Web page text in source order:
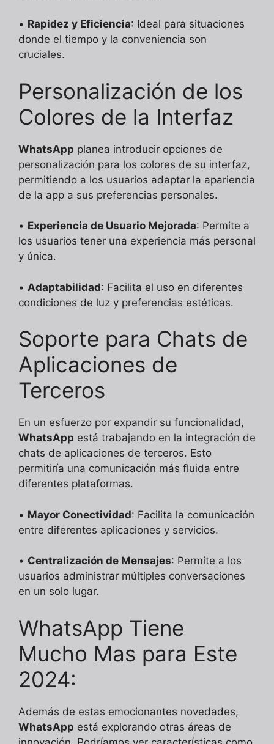
• Rapidez y Eficiencia: Ideal para situaciones
donde el tiempo y la conveniencia son
cruciales.
Personalización de los
Colores de la Interfaz
WhatsApp planea introducir opciones de
personalización para los colores de su interfaz,
permitiendo a los usuarios adaptar la apariencia
de la app a sus preferencias personales.
• Experiencia de Usuario Mejorada: Permite a
los usuarios tener una experiencia más personal
y única.
• Adaptabilidad: Facilita el uso en diferentes
condiciones de luz y preferencias estéticas.
Soporte para Chats de
Aplicaciones de
Terceros
En un esfuerzo por expandir su funcionalidad,
WhatsApp está trabajando en la integración de
chats de aplicaciones de terceros. Esto
permitiría una comunicación más fluida entre
diferentes plataformas.
• Mayor Conectividad: Facilita la comunicación
entre diferentes aplicaciones y servicios.
• Centralización de Mensajes: Permite a los
usuarios administrar múltiples conversaciones
en un solo lugar.
WhatsApp Tiene
Mucho Mas para Este
2024:
Además de estas emocionantes novedades,
WhatsApp está explorando otras áreas de